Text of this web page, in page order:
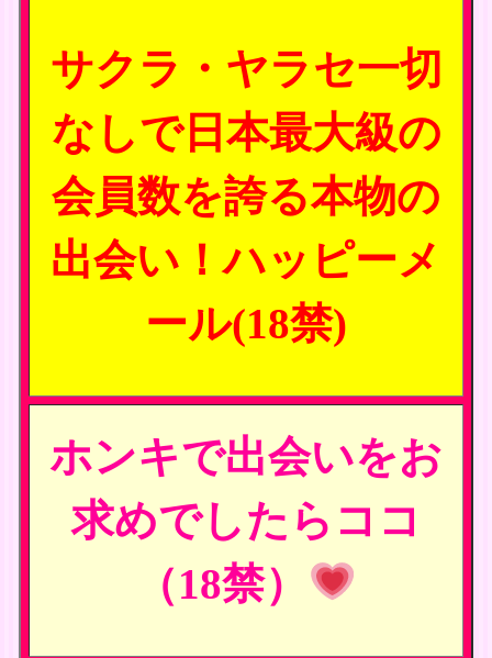
サクラ・ヤラセ一切
なしで日本最大級の
会員数を誇る本物の
出会い！ハッピーメ
ール(18禁)
ホンキで出会いをお
求めでしたらココ
（18禁）